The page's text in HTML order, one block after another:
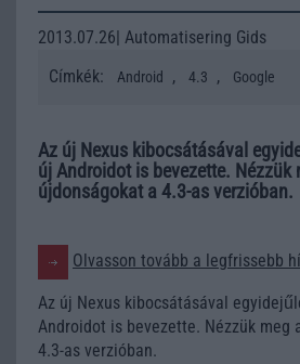
2013.07.26| Automatisering Gids
Címkék:
Android , 4.3 , Google
Az új Nexus kibocsátásával
új Androidot is bevezette. Nézzük
újdonságokat a 4.3-as verzióban.
Olvasson tovább a legfrissebb
Az új Nexus kibocsátásával
Androidot is bevezette. Nézzük meg
4.3-as verzióban.